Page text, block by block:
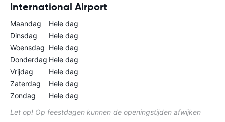
International Airport
Maandag
Hele dag
Dinsdag
Hele dag
Woensdag Hele dag
Donderdag Hele dag
Vrijdag
Hele dag
Zaterdag
Hele dag
Zondag
Hele dag
Let op! Op feestdagen kunnen de openingstijden afwijken